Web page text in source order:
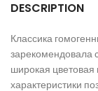
DESCRIPTION
Классика
зарекомендовала
широкая цветовая
характеристики